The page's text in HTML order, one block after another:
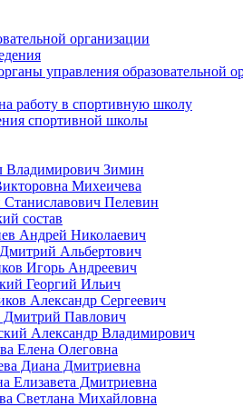
организации
управления образовательной
работу в спортивную школу
спортивной школы
Владимирович Зимин
Михеичева
Пелевин
состав
Андрей Николаевич
Альбертович
Игорь Андреевич
Георгий Ильич
Александр Сергеевич
Дмитрий Павлович
Александр Владимирович
Елена Олеговна
Диана Дмитриевна
Елизавета Дмитриевна
Светлана Михайловна